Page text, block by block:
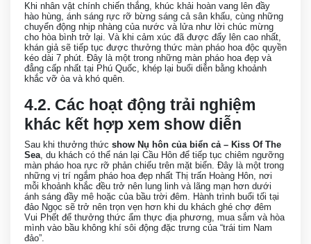
Khi nhân vật chính chiến thắng, khúc khải hoàn vang lên đầy
hào hùng, ánh sáng rực rỡ bừng sáng cả sân khấu, cùng những
chuyển động nhịp nhàng của nước và lửa như lời chúc mừng
cho hòa bình trở lại. Và khi cảm xúc đã được đẩy lên cao nhất,
khán giả sẽ tiếp tục được thưởng thức màn pháo hoa độc quyền
kéo dài 7 phút. Đây là một trong những màn pháo hoa đẹp và
đẳng cấp nhất tại Phú Quốc, khép lại buổi diễn bằng khoảnh
khắc vỡ òa và khó quên.
4.2. Các hoạt động trải nghiệm
khác kết hợp xem show diễn
Sau khi thưởng thức show Nụ hôn của biển cả – Kiss Of The
Sea, du khách có thể nán lại Cầu Hôn để tiếp tục chiêm ngưỡng
màn pháo hoa rực rỡ phản chiếu trên mặt biển. Đây là một trong
những vị trí ngắm pháo hoa đẹp nhất Thị trấn Hoàng Hôn, nơi
mỗi khoảnh khắc đều trở nên lung linh và lãng mạn hơn dưới
ánh sáng đầy mê hoặc của bầu trời đêm. Hành trình buổi tối tại
đảo Ngọc sẽ trở nên trọn vẹn hơn khi du khách ghé chợ đêm
Vui Phết để thưởng thức ẩm thực địa phương, mua sắm và hòa
mình vào bầu không khí sôi động đặc trưng của “trái tim Nam
đảo”.